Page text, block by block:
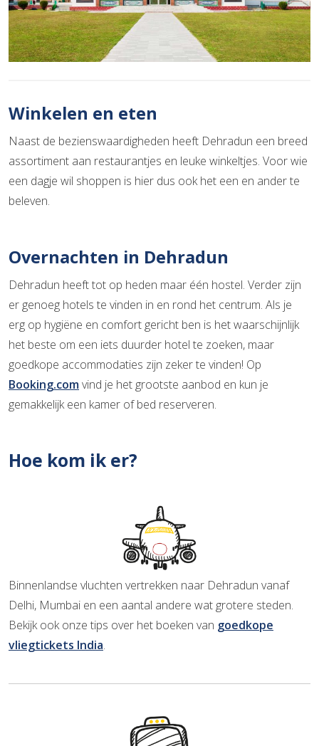
Winkelen en eten
Naast de bezienswaardigheden heeft Dehradun een breed
assortiment aan restaurantjes en leuke winkeltjes. Voor wie
een dagje wil shoppen is hier dus ook het een en ander te
beleven.
Overnachten in Dehradun
Dehradun heeft tot op heden maar één hostel. Verder zijn
er genoeg hotels te vinden in en rond het centrum. Als je
erg op hygiëne en comfort gericht ben is het waarschijnlijk
het beste om een iets duurder hotel te zoeken, maar
goedkope accommodaties zijn zeker te vinden! Op
Booking.comvind je het grootste aanbod en kun je
gemakkelijk een kamer of bed reserveren.
Hoe kom ik er?
Binnenlandse vluchten vertrekken naar Dehradun vanaf
Delhi, Mumbai en een aantal andere wat grotere steden.
Bekijk ook onze tips over het boeken van goedkope
vliegtickets India.